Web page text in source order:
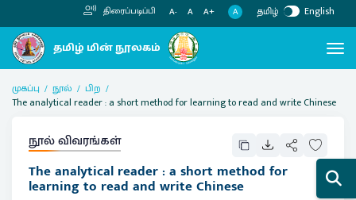
திரைப்படிப்பி A- A A+ A தமிழ் English
முகப்பு நூல்
பிற
The analytical reader : a short method for learning to read and write Chinese
நூல் விவரங்கள்
The analytical reader : a short method for
learning to read and write Chinese